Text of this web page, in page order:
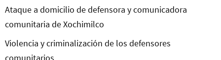
Ataque a domicilio de defensora y comunicadora
comunitaria de Xochimilco
Violencia y criminalización de los defensores